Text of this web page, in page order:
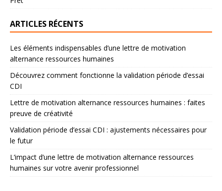
ARTICLES RÉCENTS
Les éléments indispensables d’une lettre de motivation
alternance ressources humaines
Découvrez comment fonctionne la validation période d’essai
CDI
Lettre de motivation alternance ressources humaines : faites
preuve de créativité
Validation période d’essai CDI : ajustements nécessaires pour
le futur
L’impact d’une lettre de motivation alternance ressources
humaines sur votre avenir professionnel